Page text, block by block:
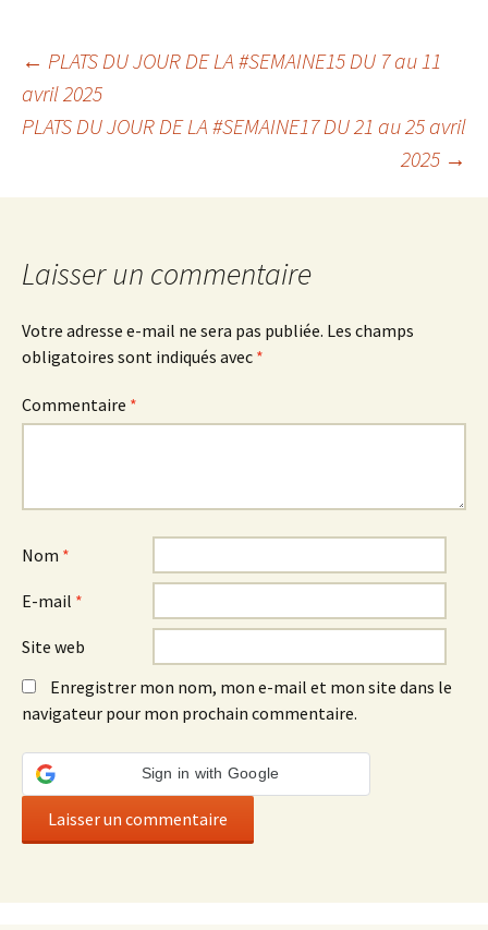
Navigation
des
articles
← PLATS DU JOUR DE LA #SEMAINE15 DU 7 au 11
avril 2025
PLATS DU JOUR DE LA #SEMAINE17 DU 21 au 25 avril
2025 →
Laisser un commentaire
Votre adresse e-mail ne sera pas publiée. Les champs
obligatoires sont indiqués avec *
Commentaire *
Nom *
E-mail *
Site web
Enregistrer mon nom, mon e-mail et mon site dans le
navigateur pour mon prochain commentaire.
Sign in with Google